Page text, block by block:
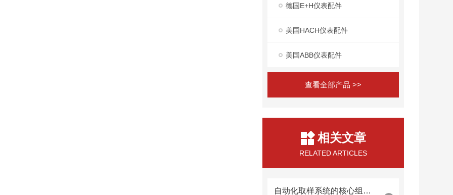
德国E+H仪表配件
美国HACH仪表配件
美国ABB仪表配件
查看全部产品 >>
相关文章
RELATED ARTICLES
自动化取样系统的核心组件：硅表取样电磁阀的作用和功能